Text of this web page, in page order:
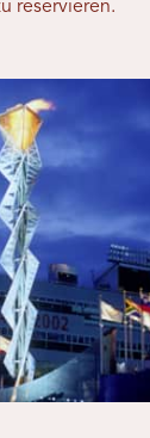
reservieren.